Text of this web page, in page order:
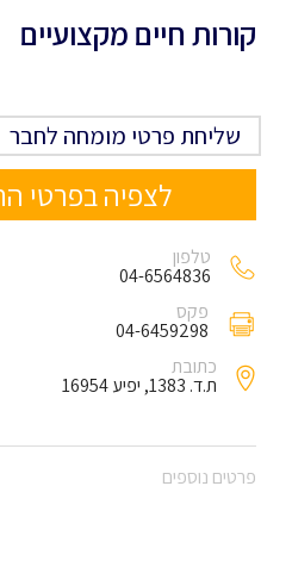
קורות חיים מקצועיים
שליחת פרטי מומחה לחבר
לצפיה בפרטי
טלפון
04-6564836
פקס
04-6459298
כתובת
ת.ד. 1383, יפיע 16954
פרטים נוספים